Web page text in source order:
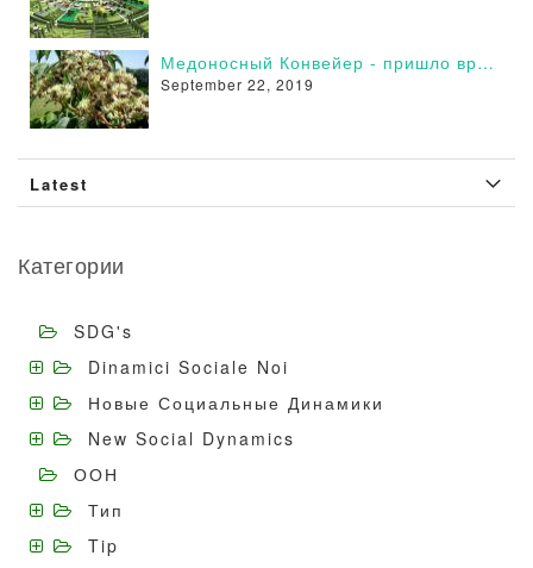
Медоносный Конвейер - пришло время действовать
September 22, 2019
Latest
Категории
SDG's
Dinamici Sociale Noi
Новые Социальные Динамики
New Social Dynamics
ООН
Тип
Tip